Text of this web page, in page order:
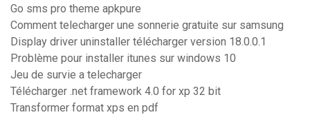
Go sms pro theme apkpure
Comment telecharger une sonnerie gratuite sur samsung
Display driver uninstaller télécharger version 18.0.0.1
Problème pour installer itunes sur windows 10
Jeu de survie a telecharger
Télécharger .net framework 4.0 for xp 32 bit
Transformer format xps en pdf